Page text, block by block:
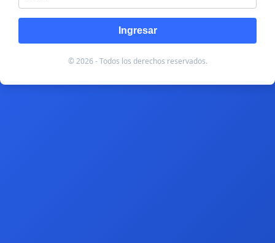
Ingresar
© 2026 - Todos los derechos reservados.